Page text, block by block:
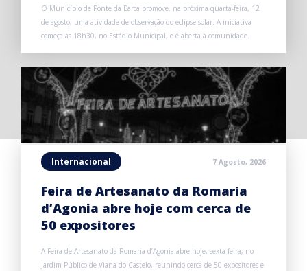
O Município de Ponte da Barca promove, na próxima quarta-feira, 12
de agosto, uma atividade de observação do eclipse solar. A iniciativa
começa às 18h30, no Estádio Municipal, e é aberta à comunidade.
Internacional 7 Agosto, 2026
Feira de Artesanato da Romaria
d’Agonia abre hoje com cerca de
50 expositores
A Feira de Artesanato da Romaria d’Agonia abre hoje, sexta-feira, no
Jardim Público de Viana do Castelo, reunindo cerca de 50 expositores e